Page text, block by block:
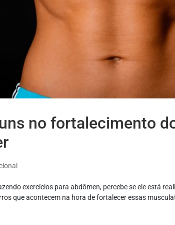
no fortalecimento
exercícios para abdômen, percebe se ele está
que acontecem na hora de fortalecer essas